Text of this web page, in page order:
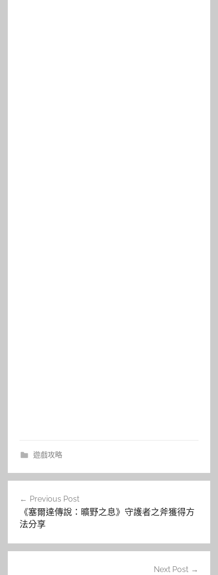
遊戲攻略
覽
Previous Post
《塞爾達傳說：曠野之息》守護者之斧獲得方
法分享
Next Post